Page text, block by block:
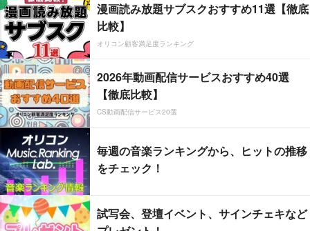
漫画読み放題サブスクおすすめ11選【徹底
比較】
オリコン顧客満足度ランキング
2026年動画配信サービスおすすめ40選
【徹底比較】
CS動画配信サービス20選
毎週の音楽ランキングから、ヒットの推移
をチェック！
試写会、登壇イベント、サインチェキなど